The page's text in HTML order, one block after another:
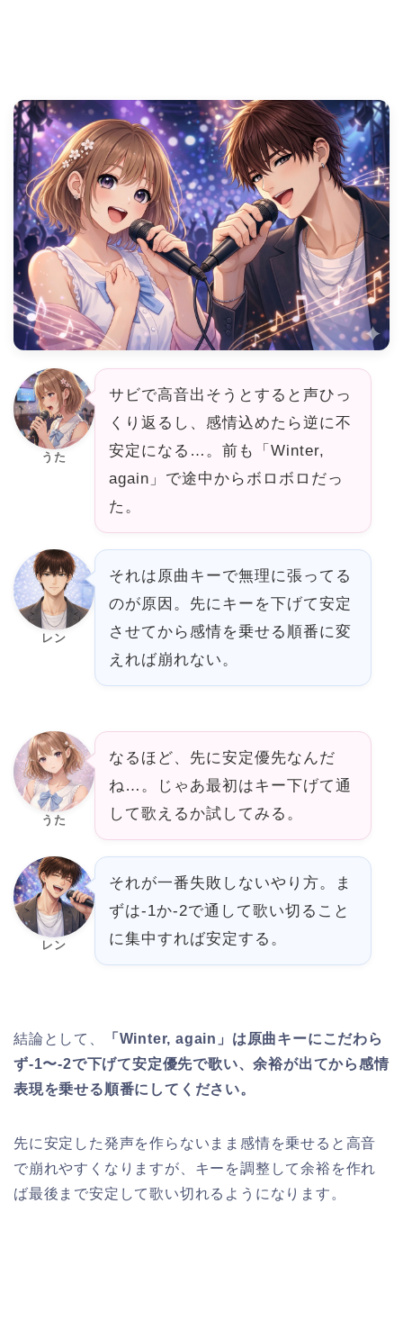
うた
サビで高音出そうとすると声ひっ
くり返るし、感情込めたら逆に不
安定になる…。前も「Winter,
again」で途中からボロボロだっ
た。
レン
それは原曲キーで無理に張ってる
のが原因。先にキーを下げて安定
させてから感情を乗せる順番に変
えれば崩れない。
うた
なるほど、先に安定優先なんだ
ね…。じゃあ最初はキー下げて通
して歌えるか試してみる。
レン
それが一番失敗しないやり方。ま
ずは-1か-2で通して歌い切ること
に集中すれば安定する。
結論として、
「Winter, again」は原曲キーにこだわら
ず-1〜-2で下げて安定優先で歌い、余裕が出てから感情
表現を乗せる順番にしてください。
先に安定した発声を作らないまま感情を乗せると高音
で崩れやすくなりますが、キーを調整して余裕を作れ
ば最後まで安定して歌い切れるようになります。